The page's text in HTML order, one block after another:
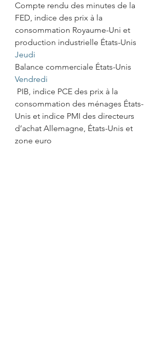
Compte rendu des minutes de la
FED, indice des prix à la
consommation Royaume-Uni et
production industrielle États-Unis
Jeudi
Balance commerciale États-Unis
Vendredi
PIB, indice PCE des prix à la
consommation des ménages États-
Unis et indice PMI des directeurs
d’achat Allemagne, États-Unis et
zone euro